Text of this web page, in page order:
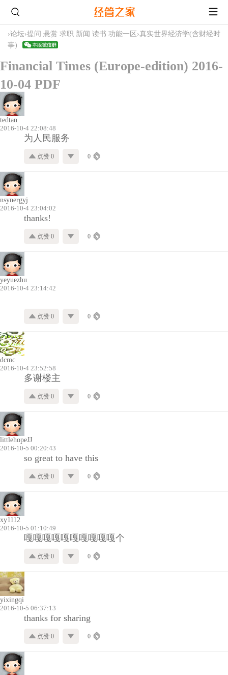
›论坛›提问 悬赏 求职 新闻 读书 功能一区 ›真实世界经济学(含财经时
事)
Financial Times (Europe-edition) 2016-
10-04 PDF
tedtan
2016-10-4 22:08:48
为人民服务
点赞 0 0
nsynergyj
2016-10-4 23:04:02
thanks!
点赞 0 0
yeyuezhu
2016-10-4 23:14:42
点赞 0 0
dcmc
2016-10-4 23:52:58
多谢楼主
点赞 0 0
littlehopeJJ
2016-10-5 00:20:43
so great to have this
点赞 0 0
xy1112
2016-10-5 01:10:49
嘎嘎嘎嘎嘎嘎嘎嘎嘎嘎个
点赞 0 0
yixingqi
2016-10-5 06:37:13
thanks for sharing
点赞 0 0